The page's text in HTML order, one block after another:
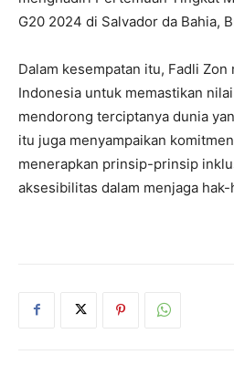
G20 2024 di Salvador da Bahia,
Dalam kesempatan itu, Fadli Zon
Indonesia untuk memastikan
mendorong terciptanya dunia
itu juga menyampaikan
menerapkan prinsip-prinsip
aksesibilitas dalam menjaga hak-